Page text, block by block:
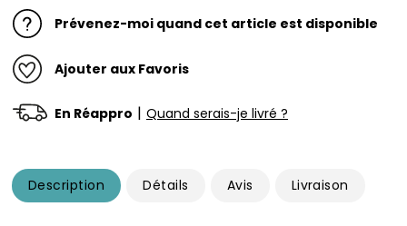
Prévenez-moi quand cet article est disponible
Ajouter aux Favoris
En Réappro | Quand serais-je livré ?
Description Détails Avis Livraison